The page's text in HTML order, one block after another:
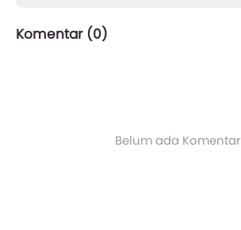
Komentar (0)
Belum ada Komentar